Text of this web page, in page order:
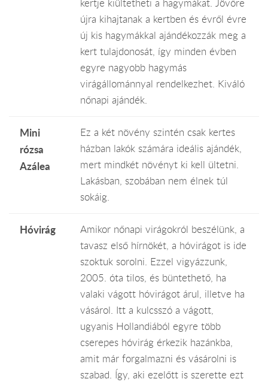
kertje kiültetheti a hagymákat. Jövőre
újra kihajtanak a kertben és évről évre
új kis hagymákkal ajándékozzák meg a
kert tulajdonosát, így minden évben
egyre nagyobb hagymás
virágállománnyal rendelkezhet. Kiváló
nőnapi ajándék.
Mini
rózsa
Azálea
Ez a két növény szintén csak kertes
házban lakók számára ideális ajándék,
mert mindkét növényt ki kell ültetni.
Lakásban, szobában nem élnek túl
sokáig.
Hóvirág
Amikor nőnapi virágokról beszélünk, a
tavasz első hírnökét, a hóvirágot is ide
szoktuk sorolni. Ezzel vigyázzunk,
2005. óta tilos, és büntethető, ha
valaki vágott hóvirágot árul, illetve ha
vásárol. Itt a kulcsszó a vágott,
ugyanis Hollandiából egyre több
cserepes hóvirág érkezik hazánkba,
amit már forgalmazni és vásárolni is
szabad. Így, aki ezelőtt is szerette ezt